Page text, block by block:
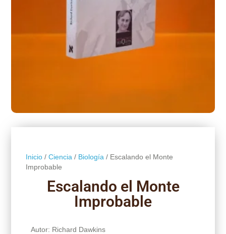
Inicio/ Ciencia / Biología / Escalando el Monte
Improbable
Escalando el Monte
Improbable
Autor: Richard Dawkins